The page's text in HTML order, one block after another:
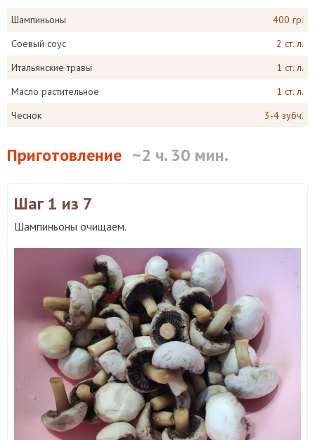
Шампиньоны
400 гр.
Соевый соус
2 ст. л.
Итальянские травы
1 ст. л.
Масло растительное
1 ст. л.
Чеснок
3-4 зубч.
Приготовление ~2 ч. 30 мин.
Шаг 1 из 7
Шампиньоны очищаем.